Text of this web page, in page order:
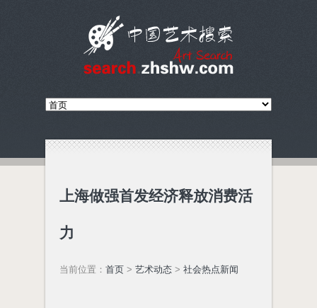
上海做强首发经济释放消费活
力
当前位置： 首页 > 艺术动态 > 社会热点新闻